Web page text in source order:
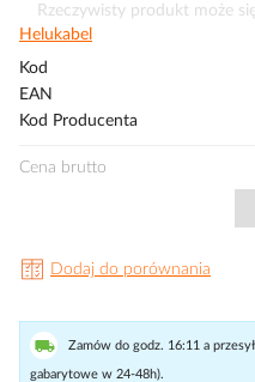
Przejdź
na
początek
Rzeczywisty produkt może
Helukabel
Kod
EAN
Kod Producenta
Cena brutto
Dodaj do porównania
Zamów do godz. 16:11 a
gabarytowe w 24-48h).